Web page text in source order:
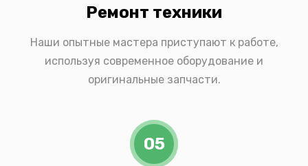
Ремонт техники
Наши опытные мастера приступают к работе,
используя современное оборудование и
оригинальные запчасти.
05